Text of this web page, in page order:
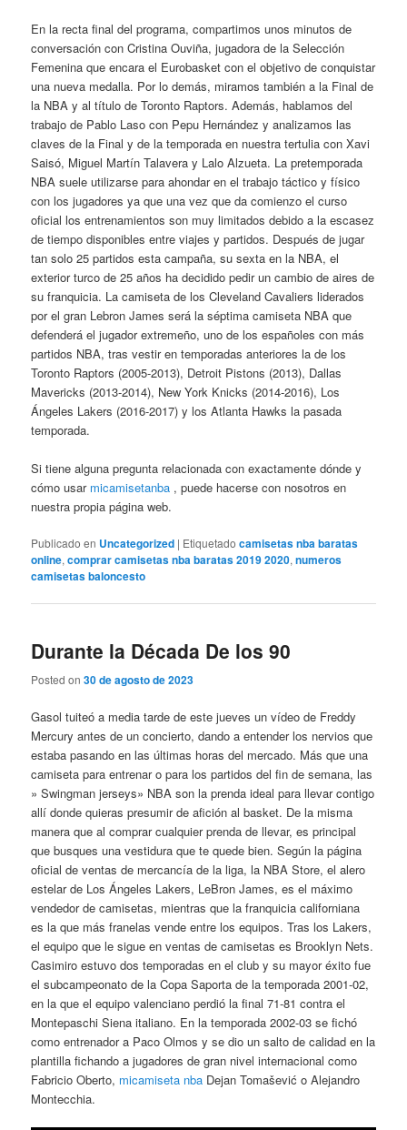
En la recta final del programa, compartimos unos minutos de
conversación con Cristina Ouviña, jugadora de la Selección
Femenina que encara el Eurobasket con el objetivo de conquistar
una nueva medalla. Por lo demás, miramos también a la Final de
la NBA y al título de Toronto Raptors. Además, hablamos del
trabajo de Pablo Laso con Pepu Hernández y analizamos las
claves de la Final y de la temporada en nuestra tertulia con Xavi
Saisó, Miguel Martín Talavera y Lalo Alzueta. La pretemporada
NBA suele utilizarse para ahondar en el trabajo táctico y físico
con los jugadores ya que una vez que da comienzo el curso
oficial los entrenamientos son muy limitados debido a la escasez
de tiempo disponibles entre viajes y partidos. Después de jugar
tan solo 25 partidos esta campaña, su sexta en la NBA, el
exterior turco de 25 años ha decidido pedir un cambio de aires de
su franquicia. La camiseta de los Cleveland Cavaliers liderados
por el gran Lebron James será la séptima camiseta NBA que
defenderá el jugador extremeño, uno de los españoles con más
partidos NBA, tras vestir en temporadas anteriores la de los
Toronto Raptors (2005-2013), Detroit Pistons (2013), Dallas
Mavericks (2013-2014), New York Knicks (2014-2016), Los
Ángeles Lakers (2016-2017) y los Atlanta Hawks la pasada
temporada.
Si tiene alguna pregunta relacionada con exactamente dónde y
cómo usar micamisetanba , puede hacerse con nosotros en
nuestra propia página web.
Publicado en Uncategorized | Etiquetado camisetas nba baratas
online,comprar camisetas nba baratas 2019 2020,numeros
camisetas baloncesto
Durante la Década De los 90
Posted on30 de agosto de 2023
Gasol tuiteó a media tarde de este jueves un vídeo de Freddy
Mercury antes de un concierto, dando a entender los nervios que
estaba pasando en las últimas horas del mercado. Más que una
camiseta para entrenar o para los partidos del fin de semana, las
» Swingman jerseys» NBA son la prenda ideal para llevar contigo
allí donde quieras presumir de afición al basket. De la misma
manera que al comprar cualquier prenda de llevar, es principal
que busques una vestidura que te quede bien. Según la página
oficial de ventas de mercancía de la liga, la NBA Store, el alero
estelar de Los Ángeles Lakers, LeBron James, es el máximo
vendedor de camisetas, mientras que la franquicia californiana
es la que más franelas vende entre los equipos. Tras los Lakers,
el equipo que le sigue en ventas de camisetas es Brooklyn Nets.
Casimiro estuvo dos temporadas en el club y su mayor éxito fue
el subcampeonato de la Copa Saporta de la temporada 2001-02,
en la que el equipo valenciano perdió la final 71-81 contra el
Montepaschi Siena italiano. En la temporada 2002-03 se fichó
como entrenador a Paco Olmos y se dio un salto de calidad en la
plantilla fichando a jugadores de gran nivel internacional como
Fabricio Oberto, micamiseta nba Dejan Tomašević o Alejandro
Montecchia.